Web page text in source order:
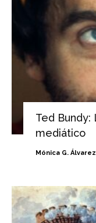
Ted Bundy:
mediático
Mónica G. Álvarez